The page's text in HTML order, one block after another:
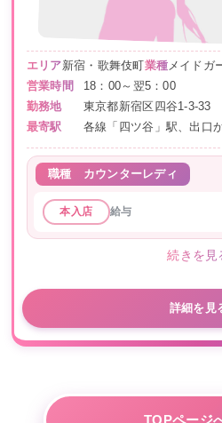
エリア新宿・歌舞伎町業種 メイドガ
営業時間
18：00～翌5：00
勤務地
東京都新宿区四谷1-3-33
最寄駅
各線「四ツ谷」駅、出口
職種 カウンターレディ
本入店 給与
続きを見
詳細を見
TOPページ